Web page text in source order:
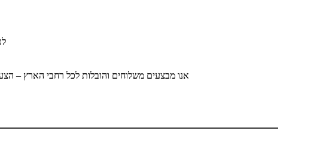
אנו מבצעים משלוחים והובלות לכל רחבי הארץ –